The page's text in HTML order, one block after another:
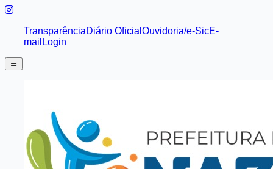
TransparênciaDiário Oficial Ouvidoria/e-SicE-
mail Login